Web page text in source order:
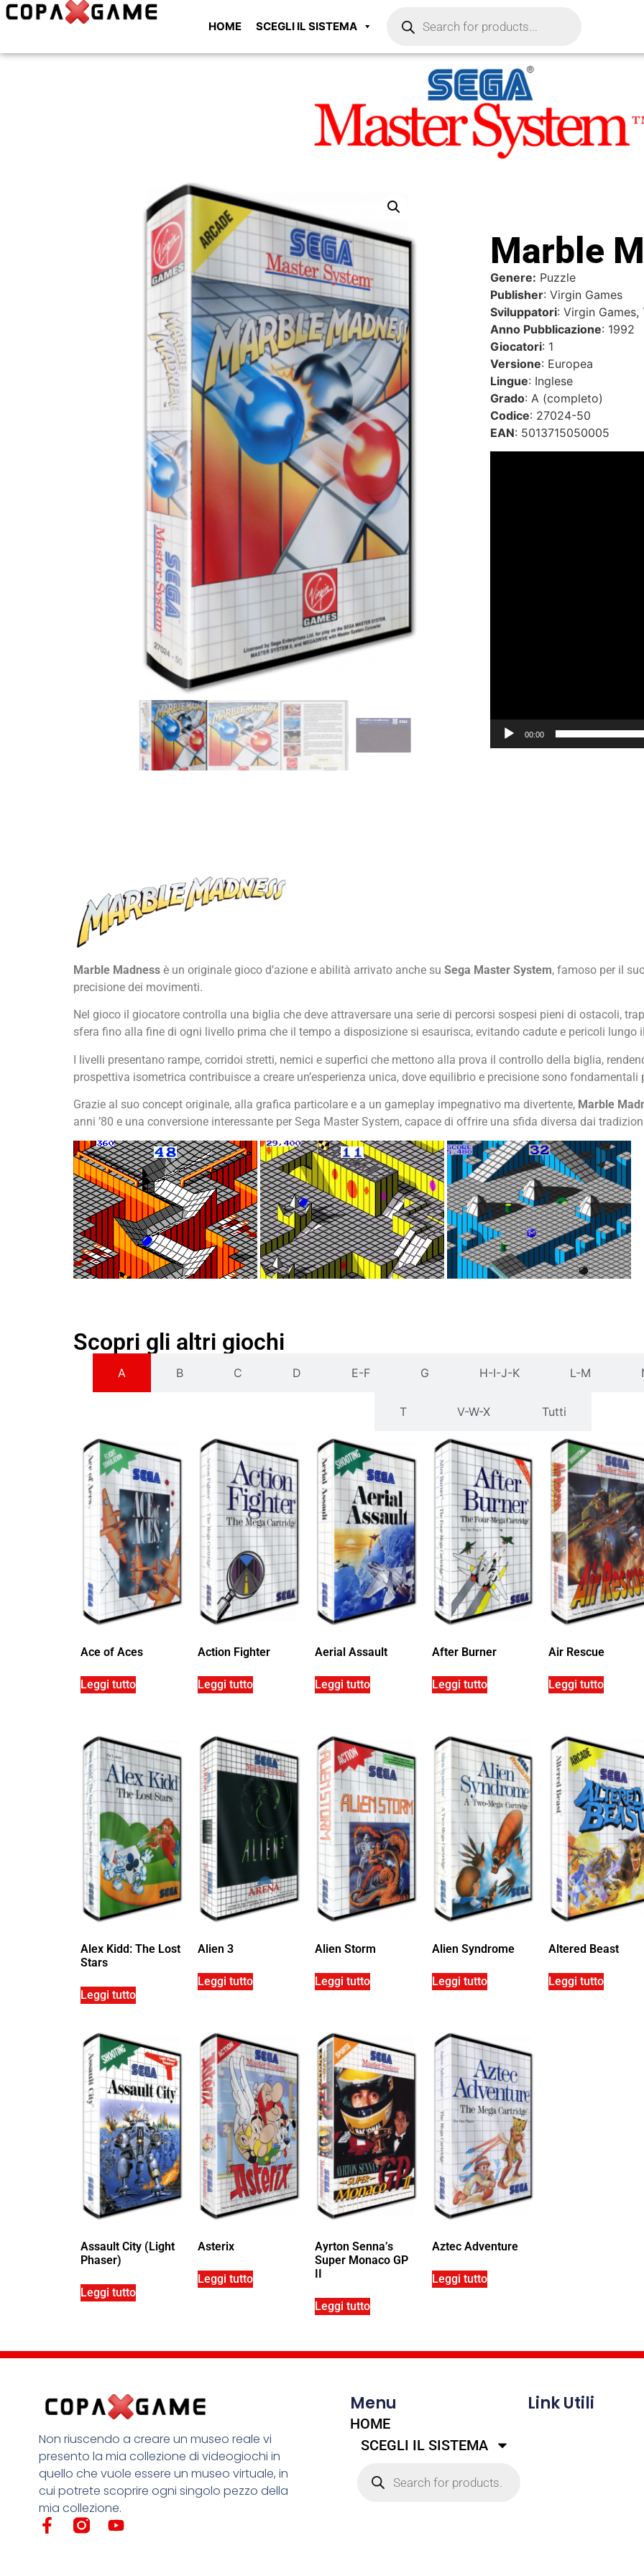
HOME SCEGLI IL SISTEMA
Marble
Genere: Puzzle
Publisher: Virgin Games
Sviluppatori: Virgin Games,
Anno Pubblicazione: 1992
Giocatori: 1
Versione: Europea
Lingue: Inglese
Grado: A (completo)
Codice: 27024-50
EAN: 5013715050005
00:00
Marble Madness è un originale gioco d’azione e abilità arrivato anche su Sega Master System, famoso per il
precisione dei movimenti.
Nel gioco il giocatore controlla una biglia che deve attraversare una serie di percorsi sospesi pieni di ostacoli,
sfera fino alla fine di ogni livello prima che il tempo a disposizione si esaurisca, evitando cadute e pericoli lungo
I livelli presentano rampe, corridoi stretti, nemici e superfici che mettono alla prova il controllo della biglia,
prospettiva isometrica contribuisce a creare un’esperienza unica, dove equilibrio e precisione sono fondamentali
Grazie al suo concept originale, alla grafica particolare e a un gameplay impegnativo ma divertente, Marble
anni ’80 e una conversione interessante per Sega Master System, capace di offrire una sfida diversa dai
Scopri gli altri giochi
A B C D E-F G H-I-J-K L-M
T V-W-X Tutti
Ace of Aces
Leggi tutto
Action Fighter
Leggi tutto
Aerial Assault
Leggi tutto
After Burner
Leggi tutto
Air Rescue
Leggi tutto
Alex Kidd: The Lost
Stars
Leggi tutto
Alien 3
Leggi tutto
Alien Storm
Leggi tutto
Alien Syndrome
Leggi tutto
Altered Beast
Leggi tutto
Assault City (Light
Phaser)
Leggi tutto
Asterix
Leggi tutto
Ayrton Senna’s
Super Monaco GP
Leggi tutto
Aztec Adventure
Leggi tutto
Non riuscendo a creare un museo reale vi
presento la mia collezione di videogiochi in
quello che vuole essere un museo virtuale, in
cui potrete scoprire ogni singolo pezzo della
mia collezione.
Menu
HOME
SCEGLI IL SISTEMA
Link Utili